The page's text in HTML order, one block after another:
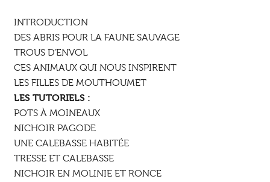
INTRODUCTION
DES ABRIS POUR LA FAUNE SAUVAGE
TROUS D’ENVOL
CES ANIMAUX QUI NOUS INSPIRENT
LES FILLES DE MOUTHOUMET
LES TUTORIELS :
POTS À MOINEAUX
NICHOIR PAGODE
UNE CALEBASSE HABITÉE
TRESSE ET CALEBASSE
NICHOIR EN MOLINIE ET RONCE